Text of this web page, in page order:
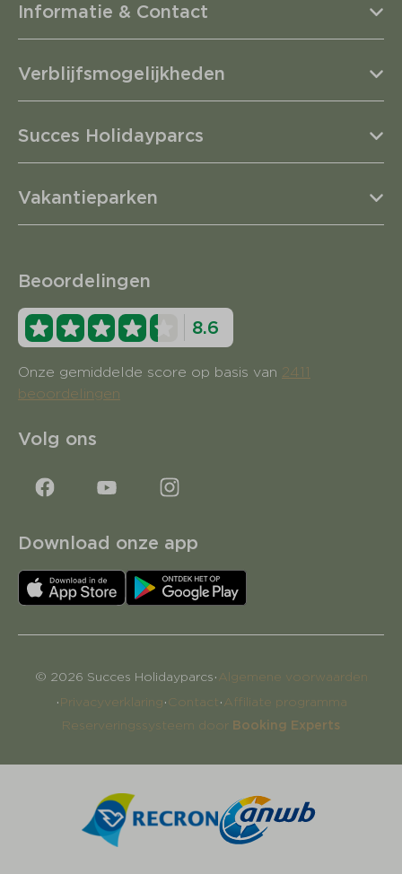
Informatie & Contact
Verblijfsmogelijkheden
Succes Holidayparcs
Vakantieparken
Beoordelingen
8.6
Onze gemiddelde score op basis van 2411
beoordelingen
Volg ons
Download onze app
© 2026 Succes Holidayparcs·Algemene voorwaarden
·Privacyverklaring·Contact ·Affiliate programma
Reserveringssysteem door Booking Experts